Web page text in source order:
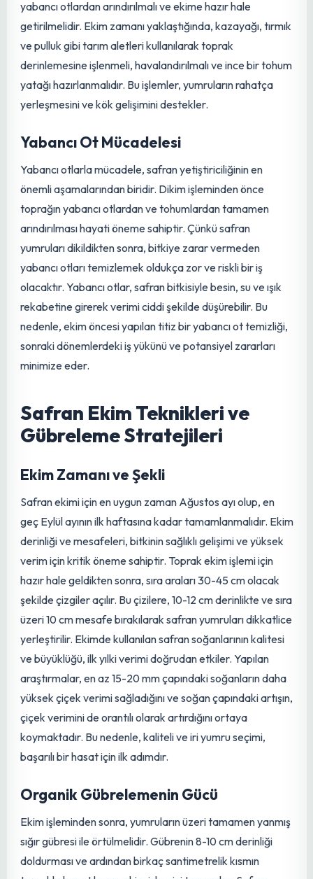
Nadas Uygulaması ve Toprak İşleme
Safran, dünya çapında yetiştiriciliğinde nadas sisteminin
uygulandığı bitkilerden biridir. Safranın ekileceği alanın bir
yıl önceden nadasa bırakılması, toprağın dinlenmesi, besin
ot tohumlarının azalması açısından kritik öneme sahiptir.
yabancı otlardan arındırılmalı ve ekime hazır hale
getirilmelidir. Ekim zamanı yaklaştığında, kazayağı, tırmık
ve pulluk gibi tarım aletleri kullanılarak toprak
derinlemesine işlenmeli, havalandırılmalı ve ince bir tohum
yatağı hazırlanmalıdır. Bu işlemler, yumruların rahatça
yerleşmesini ve kök gelişimini destekler.
Yabancı Ot Mücadelesi
Yabancı otlarla mücadele, safran yetiştiriciliğinin en
önemli aşamalarından
arındırılması hayati öneme sahiptir. Çünkü safran
yumruları dikildikten sonra, bitkiye zarar vermeden
olacaktır. Yabancı otlar, safran bitkisiyle besin, su ve ışık
rekabetine girerek verimi ciddi şekilde düşürebilir. Bu
nedenle, ekim öncesi yapılan titiz bir yabancı ot temizliği,
sonraki dönemlerdeki iş yükünü ve potansiyel zararları
minimize eder.
Safran Ekim Teknikleri ve
Gübreleme Stratejileri
Ekim Zamanı ve Şekli
Safran ekimi için en uygun zaman Ağustos ayı olup, en
geç Eylül ayının ilk haftasına kadar tamamlanmalıdır. Ekim
derinliği ve mesafeleri, bitkinin sağlıklı gelişimi ve yüksek
verim için kritik öneme sahiptir. Toprak ekim işlemi için
şekilde çizgiler açılır. Bu çizilere, 10-12 cm derinlikte ve sıra
üzeri 10 cm mesafe bırakılarak safran yumruları dikkatlice
yerleştirilir. Ekimde kullanılan safran soğanlarının kalitesi
ve büyüklüğü, ilk yılki verimi doğrudan etkiler. Yapılan